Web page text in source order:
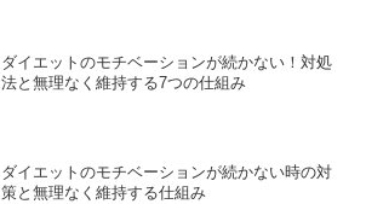
ダイエットのモチベーションが続かない！対処
法と無理なく維持する7つの仕組み
ダイエットのモチベーションが続かない時の対
策と無理なく維持する仕組み